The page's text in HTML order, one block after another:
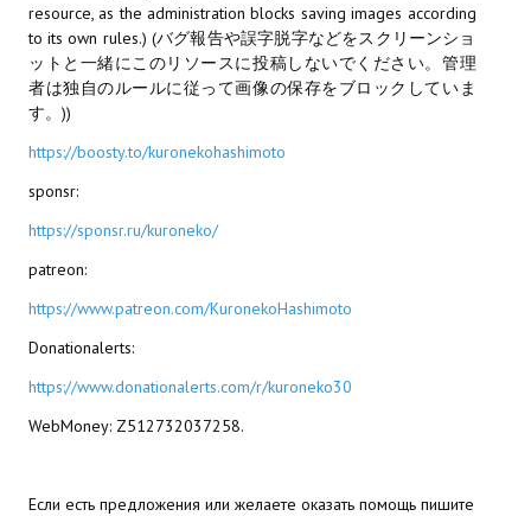
Doom 3 Remaster Fan Edition
X2 - The Threat Remaster Fan Edition
Quake III Arena Remaster Fan Edition
Sacred Gold Remaster Fan Edition
Aliens versus Predator 1 Remaster Fan Edition
Aliens versus Predator 2 Remaster Fan Edition
Sea Dogs - City of Abandoned Ships Remaster Fan Edition
resource, as the administration blocks saving images according
to its own rules.) (バグ報告や誤字脱字などをスクリーンショ
ットと一緒にこのリソースに投稿しないでください。管理
者は独自のルールに従って画像の保存をブロックしていま
す。))
https://boosty.to/kuronekohashimoto
sponsr:
https://sponsr.ru/kuroneko/
patreon:
https://www.patreon.com/KuronekoHashimoto
Donationalerts:
https://www.donationalerts.com/r/kuroneko30
WebMoney: Z512732037258.
Если есть предложения или желаете оказать помощь пишите